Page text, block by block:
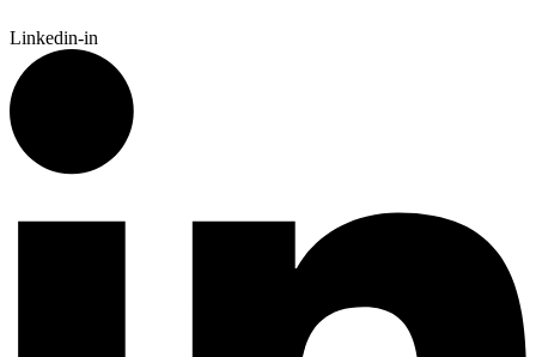
Linkedin-in